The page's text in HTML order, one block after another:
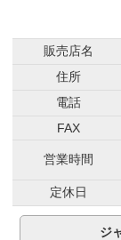
販売店名
住所
電話
FAX
営業時間
定休日
ジ